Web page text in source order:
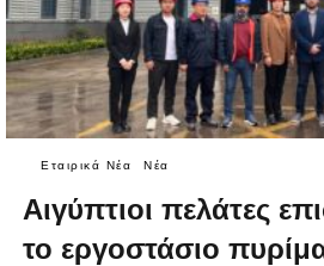
Εταιρικά Νέα Νέα
Αιγύπτιοι πελάτες
το εργοστάσιο